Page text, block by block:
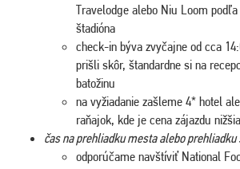
Travelodge alebo Niu Loom
štadióna
check-in býva zvyčajne od cca
prišli skôr, štandardne si na
batožinu
na vyžiadanie zašleme 4* hotel
raňajok, kde je cena zájazdu nižšia
čas na prehliadku mesta alebo prehliadku
odporúčame navštíviť National